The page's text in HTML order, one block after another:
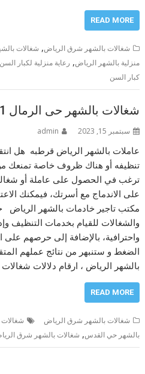
READ MORE
شغالات بالشهر شرق الرياض, شغالات
منزلية بالشهر الرياض, رعاية منزلية لكبار
كبار السن
شغالات بالشهر حى الرمال 0565603671
سبتمبر 15, 2023 admin
عاملات بالشهر الرياض قرطبه هل
تنظيفه أو هناك ظروف خاصة تمنعك
ترغب في الحصول على عاملة أو
على الاندماج مع أسرتك، فيمكنك
مكتب تاجير خادمات بالشهر الرياض
والشغالات للقيام بخدمات التنظيف
واحترافية، بالإضافة إلى حرصهم على
الضغط و ستنبهر من نتائج عملهم
بالشهر الرياض ، ارقام دلالات
READ MORE
شغالات بالشهر شرق الرياض شغالات
بالشهر حي القدس, شغالات بالشهر شرق